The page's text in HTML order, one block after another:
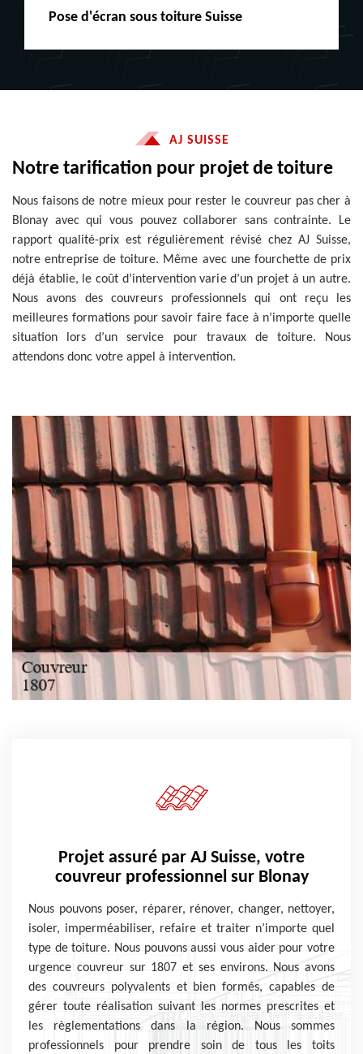
Peinture boiserie LE
AJ SUISSE
Notre tarification pour projet de toiture
Nous faisons de notre mieux pour rester le couvreur pas cher à
Blonay avec qui vous pouvez collaborer sans contrainte. Le
rapport qualité-prix est régulièrement révisé chez AJ Suisse,
notre entreprise de toiture. Même avec une fourchette de prix
déjà établie, le coût d’intervention varie d’un projet à un autre.
Nous avons des couvreurs professionnels qui ont reçu les
meilleures formations pour savoir faire face à n’importe quelle
situation lors d’un service pour travaux de toiture. Nous
attendons donc votre appel à intervention.
Projet assuré par AJ Suisse, votre
couvreur professionnel sur Blonay
Nous pouvons poser, réparer, rénover, changer, nettoyer,
isoler, imperméabiliser, refaire et traiter n’importe quel
type de toiture. Nous pouvons aussi vous aider pour votre
urgence couvreur sur 1807 et ses environs. Nous avons
des couvreurs polyvalents et bien formés, capables de
gérer toute réalisation suivant les normes prescrites et
les règlementations dans la région. Nous sommes
professionnels pour prendre soin de tous les toits